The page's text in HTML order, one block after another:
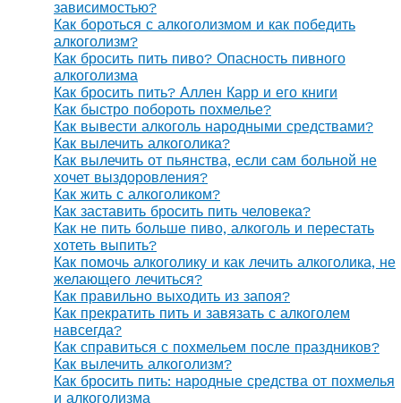
зависимостью?
Как бороться с алкоголизмом и как победить
алкоголизм?
Как бросить пить пиво? Опасность пивного
алкоголизма
Как бросить пить? Аллен Карр и его книги
Как быстро побороть похмелье?
Как вывести алкоголь народными средствами?
Как вылечить алкоголика?
Как вылечить от пьянства, если сам больной не
хочет выздоровления?
Как жить с алкоголиком?
Как заставить бросить пить человека?
Как не пить больше пиво, алкоголь и перестать
хотеть выпить?
Как помочь алкоголику и как лечить алкоголика, не
желающего лечиться?
Как правильно выходить из запоя?
Как прекратить пить и завязать с алкоголем
навсегда?
Как справиться с похмельем после праздников?
Как вылечить алкоголизм?
Как бросить пить: народные средства от похмелья
и алкоголизма